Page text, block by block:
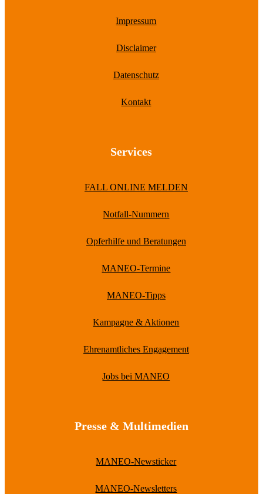
Impressum
Disclaimer
Datenschutz
Kontakt
Services
FALL ONLINE MELDEN
Notfall-Nummern
Opferhilfe und Beratungen
MANEO-Termine
MANEO-Tipps
Kampagne & Aktionen
Ehrenamtliches Engagement
Jobs bei MANEO
Presse & Multimedien
MANEO-Newsticker
MANEO-Newsletters